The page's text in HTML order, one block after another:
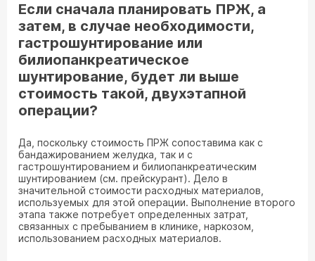
Если сначала планировать ПРЖ, а
затем, в случае необходимости,
гастрошунтирование или
билиопанкреатическое
шунтирование, будет ли выше
стоимость такой, двухэтапной
операции?
Да, поскольку стоимость ПРЖ сопоставима как с
бандажированием желудка, так и с
гастрошунтированием и билиопанкреатическим
шунтированием (см. прейскурант). Дело в
значительной стоимости расходных материалов,
используемых для этой операции. Выполнение второго
этапа также потребует определенных затрат,
связанных с пребыванием в клинике, наркозом,
использованием расходных материалов.